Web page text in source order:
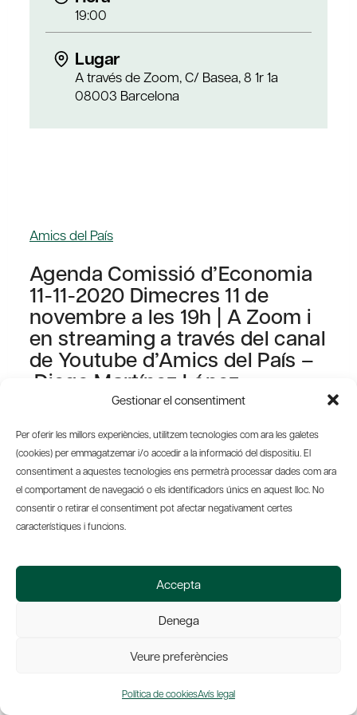
Gestionar el consentiment
Per oferir les millors experiències, utilitzem tecnologies com ara les galetes
(cookies) per emmagatzemar i/o accedir a la informació del dispositiu. El
consentiment a aquestes tecnologies ens permetrà processar dades com ara
el comportament de navegació o els identificadors únics en aquest lloc. No
consentir o retirar el consentiment pot afectar negativament certes
característiques i funcions.
Accepta
Denega
Veure preferències
Política de cookiesAvís legal
19:00
Lugar
A través de Zoom, C/ Basea, 8 1r 1a
08003 Barcelona
Amics del País
Agenda Comissió d’Economia
11-11-2020 Dimecres 11 de
novembre a les 19h | A Zoom i
en streaming a través del canal
de Youtube d’Amics del País –
Diego Martínez López,
Universitat Pablo de Olavide –
Francisco Pérez, director
d’Investigació de l’IVIE – Maite
Vilalta, Universitat de
Barcelona – IEB – Jesús Ruiz-
Huerta, director del Laboratori
de la Fundació Alternativas.
Dia 2: La reforma del model de
finançament de l’any 2009
streaming a través del canal deYoutube d’Amics